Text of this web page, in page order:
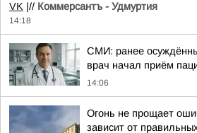
VK |// Коммерсантъ - Удмуртия
14:18
СМИ: ранее
врач начал приём
14:06
Огонь не прощает
зависит от